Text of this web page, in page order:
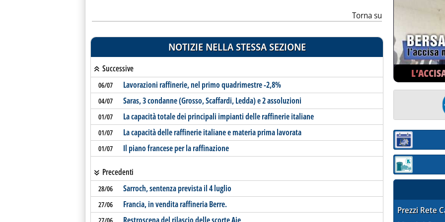
Torna su
NOTIZIE NELLA STESSA SEZIONE
Successive
06/07 Lavorazioni raffinerie, nel primo quadrimestre -2,8%
04/07 Saras, 3 condanne (Grosso, Scaffardi, Ledda) e 2 assoluzioni
01/07 La capacità totale dei principali impianti delle raffinerie italiane
01/07 La capacità delle raffinerie italiane e materia prima lavorata
01/07 Il piano francese per la raffinazione
Precedenti
28/06 Sarroch, sentenza prevista il 4 luglio
27/06 Francia, in vendita raffineria Berre.
Sezione:
Sezione:
Prezzi Rete